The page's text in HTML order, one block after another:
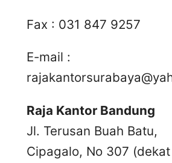
Fax : 031 847 9257
E-mail :
Raja Kantor Bandung
Jl. Terusan Buah Batu,
Cipagalo, No 307